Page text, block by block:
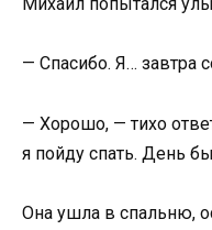
— Спасибо. Я… завтра
— Хорошо, — тихо
я пойду спать. День
Она ушла в спальню,